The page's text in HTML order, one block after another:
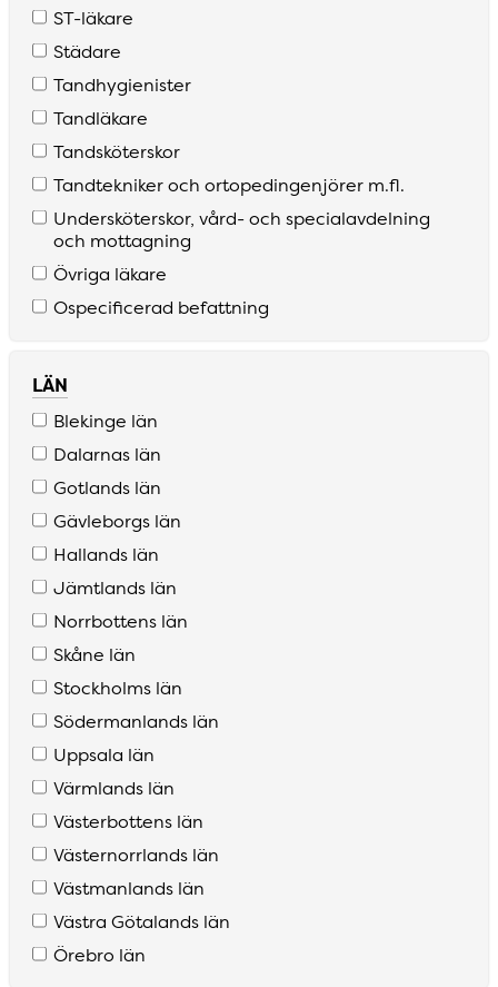
S­T­-läkare
Städare
Tandhygienister
Tandläkare
Tandsköterskor
Tandtekniker och ortopedingenjörer m­.fl­.
Undersköterskor­, vård­- och specialavdelning
och mottagning
Övriga läkare
Ospecificerad befattning
LÄN
Blekinge län
Dalarnas län
Gotlands län
Gävleborgs län
Hallands län
Jämtlands län
Norrbottens län
Skåne län
Stockholms län
Södermanlands län
Uppsala län
Värmlands län
Västerbottens län
Västernorrlands län
Västmanlands län
Västra Götalands län
Örebro län